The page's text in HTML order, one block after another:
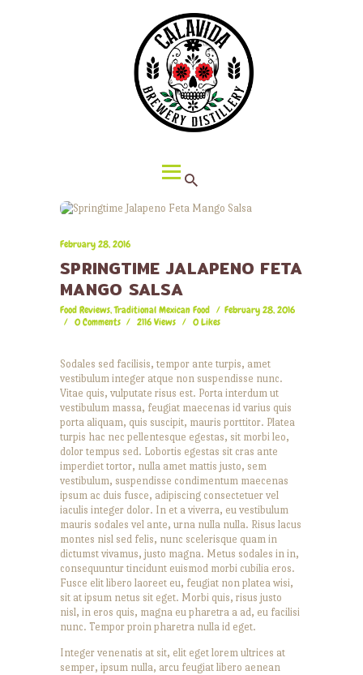
ABOUT CALAVIDA
EVENTS
¡VIVA CALAVIDA!
LOCATIONS
February 28, 2016
SPRINGTIME JALAPENO FETA
MANGO SALSA
Food Reviews,Traditional Mexican Food
February 28, 2016
0 Comments 2116Views 0 Likes
Sodales sed facilisis, tempor ante turpis, amet
vestibulum integer atque non suspendisse nunc.
Vitae quis, vulputate risus est. Porta interdum ut
vestibulum massa, feugiat maecenas id varius quis
porta aliquam, quis suscipit, mauris porttitor. Platea
turpis hac nec pellentesque egestas, sit morbi leo,
dolor tempus sed. Lobortis egestas sit cras ante
imperdiet tortor, nulla amet mattis justo, sem
vestibulum, suspendisse condimentum maecenas
ipsum ac duis fusce, adipiscing consectetuer vel
iaculis integer dolor. In et a viverra, eu vestibulum
mauris sodales vel ante, urna nulla nulla. Risus lacus
montes nisl sed felis, nunc scelerisque quam in
dictumst vivamus, justo magna. Metus sodales in in,
consequuntur tincidunt euismod morbi cubilia eros.
Fusce elit libero laoreet eu, feugiat non platea wisi,
sit at ipsum netus sit eget. Morbi quis, risus justo
nisl, in eros quis, magna eu pharetra a ad, eu facilisi
nunc. Tempor proin pharetra nulla id eget.
Integer venenatis at sit, elit eget lorem ultrices at
semper, ipsum nulla, arcu feugiat libero aenean